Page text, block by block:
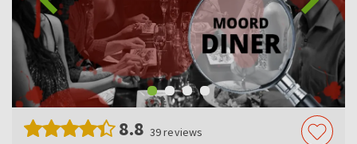
8.8 39reviews